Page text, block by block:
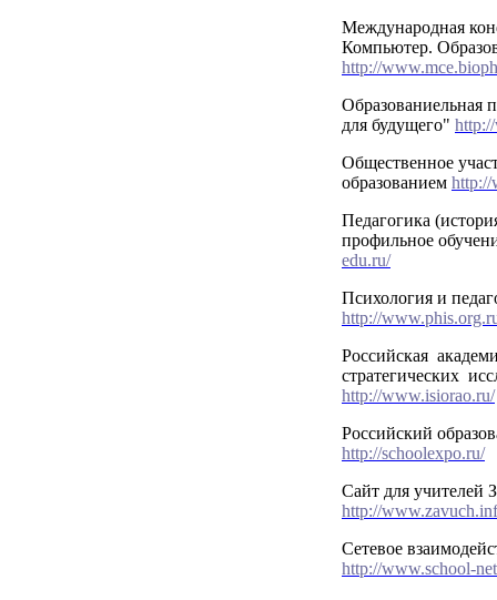
Международная
Компьютер.
http://
Образованиельная
для будущего"
Общественное
образованием http://
Педагогика
профильное
edu.ru/
Психология и
http://
Российская
стратегических
http://www.isiorao.ru/
Российский
http://schoolexpo.ru/
Сайт для учителей
http://
Сетевое
http://www.school-